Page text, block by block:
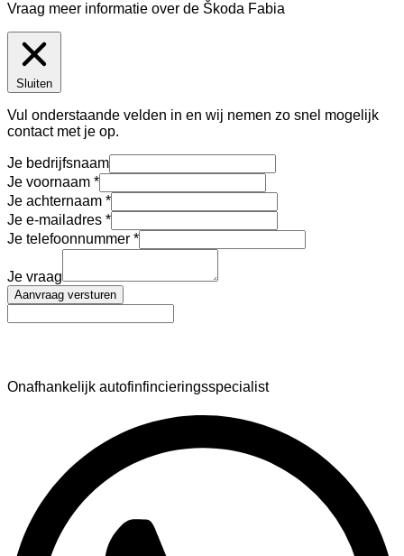
Vraag meer informatie over de Škoda Fabia
Sluiten
Vul onderstaande velden in en wij nemen zo snel mogelijk
contact met je op.
Je bedrijfsnaam
Je voornaam
Je achternaam
Je e-mailadres
Je telefoonnummer
Je vraag
Aanvraag versturen
Onafhankelijk autofinfincieringsspecialist